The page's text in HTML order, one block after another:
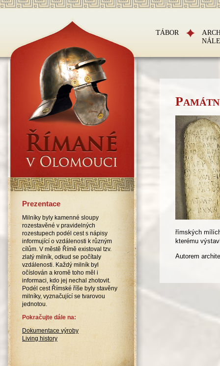
TÁBOR
Prezentace
Milníky byly kamenné sloupy
rozestavěné v pravidelných
rozestupech podél cest s nápisy
informující o vzdálenosti k různým
cílům. V městě Římě existoval tzv.
zlatý milník, odkud se počítaly
vzdálenosti. Každý milník byl
očíslován a kromě toho měl i
informaci, kdo jej nechal zhotovit.
Podél cest Římské říše byly stavěny
milníky, vyznačující se tvarovou
jednotou.
Pokračujte dále na:
Dokumentace výroby
Living history
P
římských
kterému
Autorem